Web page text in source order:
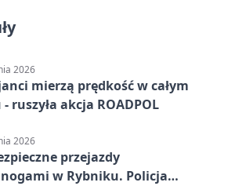
2026
mierzą prędkość w całym
ruszyła akcja ROADPOL
2026
przejazdy
w Rybniku. Policja